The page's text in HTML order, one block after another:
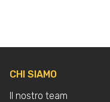
CHI SIAMO
Il nostro team